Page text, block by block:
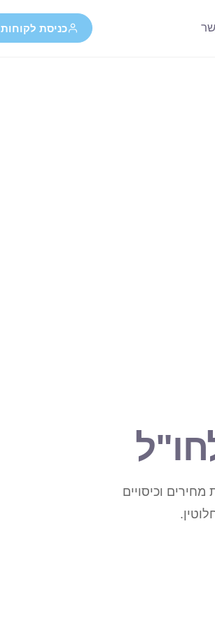
כניסת לקוחות
וכיסויים